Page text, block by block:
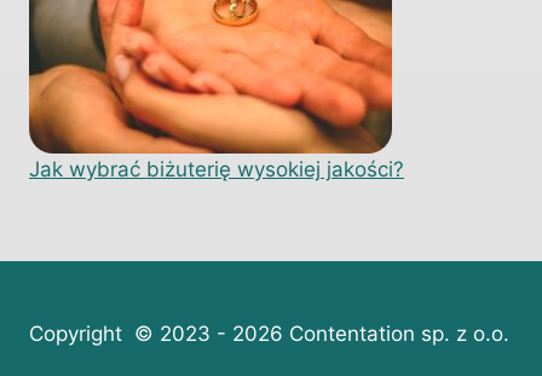
Jak wybrać biżuterię wysokiej jakości?
Copyright © 2023 - 2026 Contentation sp. z o.o.